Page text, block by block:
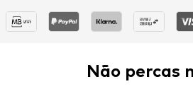
Não percas